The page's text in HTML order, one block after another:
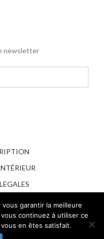
newsletter
garantir la meilleure
continuez à utiliser ce
en êtes satisfait.